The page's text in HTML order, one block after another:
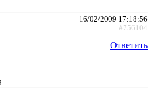
16/02/2009 17:18:56
#756104
Ответить